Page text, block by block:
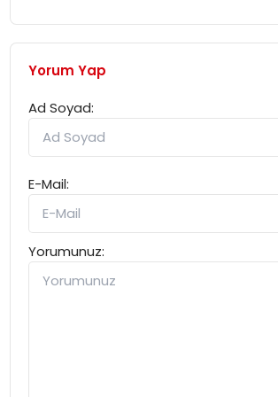
Yorum Yap
Ad Soyad:
E-Mail:
Yorumunuz: